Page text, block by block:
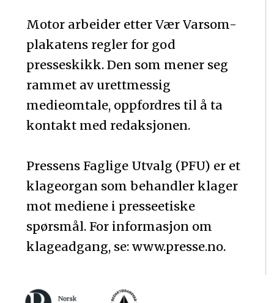
Motor arbeider etter Vær Varsom-
plakatens regler for god
presseskikk. Den som mener seg
rammet av urettmessig
medieomtale, oppfordres til å ta
kontakt med redaksjonen.
Pressens Faglige Utvalg (PFU) er et
klageorgan som behandler klager
mot mediene i presseetiske
spørsmål. For informasjon om
klageadgang, se: www.presse.no.